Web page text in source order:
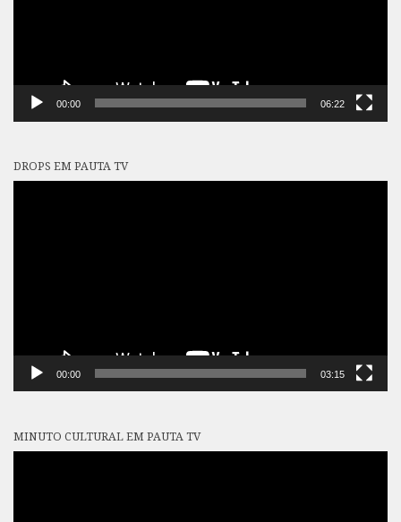
00:00 06:22
DROPS EM PAUTA TV
00:00 03:15
MINUTO CULTURAL EM PAUTA TV